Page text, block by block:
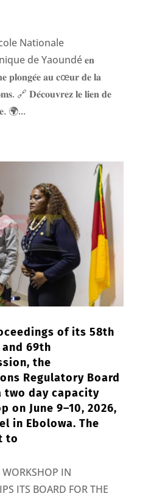
Nationale
de Yaoundé 𝐞𝐧
𝐩𝐥𝐨𝐧𝐠𝐞́𝐞 𝐚𝐮 𝐜œ𝐮𝐫 𝐝𝐞 𝐥𝐚
🔗 𝐃𝐞́𝐜𝐨𝐮𝐯𝐫𝐞𝐳 𝐥𝐞 𝐥𝐢𝐞𝐧 𝐝𝐞
🌍...
of its 58th
69th
the
Regulatory Board
two day capacity
on June 9–10, 2026,
in Ebolowa. The
to
IN
ITS BOARD FOR THE